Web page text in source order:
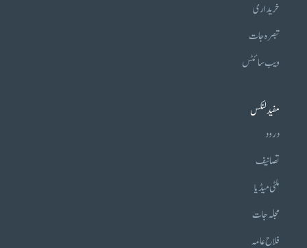
خریداری
تبصرہ جات
ویب سائٹس
مفید لنکس
درود
تصانیف
ملٹی میڈیا
مجلہ جات
فلاح عامہ